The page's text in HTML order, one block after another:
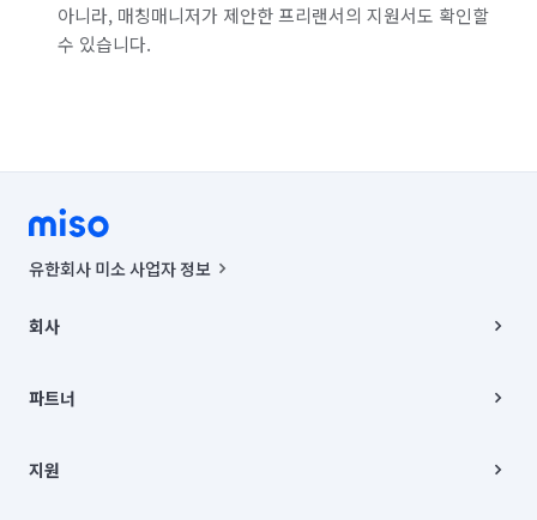
아니라, 매칭매니저가 제안한 프리랜서의 지원서도 확인할
수 있습니다.
유한회사 미소 사업자 정보
00019 |
주소 | 본사: 서울특별시 종로구 율곡로 6(중학동, 트윈트리빌딩) B동 5층
컨택센터 : 서울특별시 종로구 수송동 율곡로 24, 7층, 8층 미소
상품, 상품정보, 거래에 관한 의무와 책임은 거래당사자에게 있습니다.
언론 보도 관련 문의:
회사
채용
파트너
이사
지원